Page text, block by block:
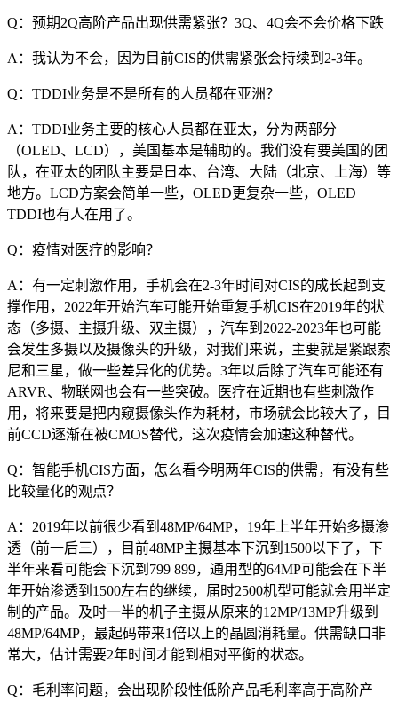
Q：预期2Q高阶产品出现供需紧张？3Q、4Q会不会价格下跌
A：我认为不会，因为目前CIS的供需紧张会持续到2-3年。
Q：TDDI业务是不是所有的人员都在亚洲？
A：TDDI业务主要的核心人员都在亚太，分为两部分
（OLED、LCD），美国基本是辅助的。我们没有要美国的团
队，在亚太的团队主要是日本、台湾、大陆（北京、上海）等
地方。LCD方案会简单一些，OLED更复杂一些，OLED
TDDI也有人在用了。
Q：疫情对医疗的影响？
A：有一定刺激作用，手机会在2-3年时间对CIS的成长起到支
撑作用，2022年开始汽车可能开始重复手机CIS在2019年的状
态（多摄、主摄升级、双主摄），汽车到2022-2023年也可能
会发生多摄以及摄像头的升级，对我们来说，主要就是紧跟索
尼和三星，做一些差异化的优势。3年以后除了汽车可能还有
ARVR、物联网也会有一些突破。医疗在近期也有些刺激作
用，将来要是把内窥摄像头作为耗材，市场就会比较大了，目
前CCD逐渐在被CMOS替代，这次疫情会加速这种替代。
Q：智能手机CIS方面，怎么看今明两年CIS的供需，有没有些
比较量化的观点？
A：2019年以前很少看到48MP/64MP，19年上半年开始多摄渗
透（前一后三），目前48MP主摄基本下沉到1500以下了，下
半年来看可能会下沉到799 899，通用型的64MP可能会在下半
年开始渗透到1500左右的继续，届时2500机型可能就会用半定
制的产品。及时一半的机子主摄从原来的12MP/13MP升级到
48MP/64MP，最起码带来1倍以上的晶圆消耗量。供需缺口非
常大，估计需要2年时间才能到相对平衡的状态。
Q：毛利率问题，会出现阶段性低阶产品毛利率高于高阶产